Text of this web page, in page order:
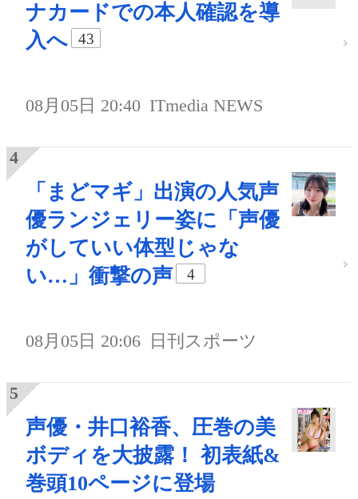
ナカードでの本人確認を導
入へ
43
08月05日 20:40 ITmedia NEWS
「まどマギ」出演の人気声
優ランジェリー姿に「声優
がしていい体型じゃな
い…」衝撃の声
4
08月05日 20:06 日刊スポーツ
声優・井口裕香、圧巻の美
ボディを大披露！ 初表紙&
巻頭10ページに登場